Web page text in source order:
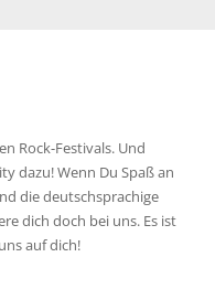
Rock-Festivals. Und
dazu! Wenn Du Spaß an
die deutschsprachige
dich doch bei uns. Es ist
auf dich!